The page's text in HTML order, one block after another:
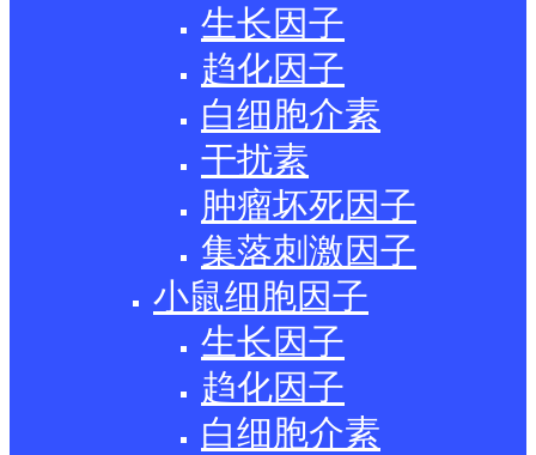
生长因子
趋化因子
白细胞介素
干扰素
肿瘤坏死因子
集落刺激因子
小鼠细胞因子
生长因子
趋化因子
白细胞介素